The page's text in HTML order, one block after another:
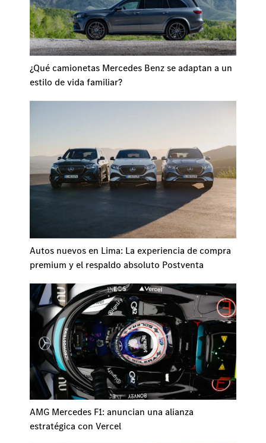
¿Qué camionetas Mercedes Benz se adaptan a un
estilo de vida familiar?
Autos nuevos en Lima: La experiencia de compra
premium y el respaldo absoluto Postventa
AMG Mercedes F1: anuncian una alianza
estratégica con Vercel